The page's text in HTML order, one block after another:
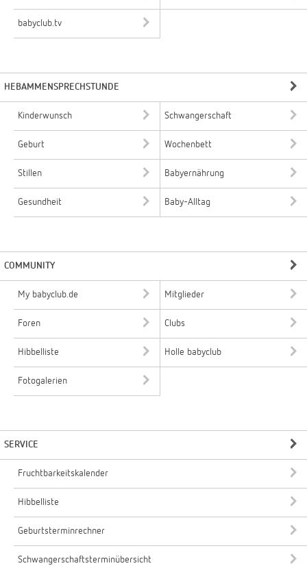
babyclub.tv
HEBAMMENSPRECHSTUNDE
Kinderwunsch Schwangerschaft
Geburt Wochenbett
Stillen Babyernährung
Gesundheit Baby-Alltag
COMMUNITY
My babyclub.de Mitglieder
Foren Clubs
Hibbelliste Holle babyclub
Fotogalerien
SERVICE
Fruchtbarkeitskalender
Hibbelliste
Geburtsterminrechner
Schwangerschaftsterminübersicht